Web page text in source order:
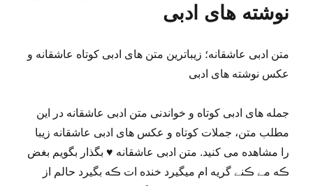
نوشته های ادبی
متن ادبی عاشقانه؛ زیباترین متن های ادبی کوتاه عاشقانه و
عکس نوشته های ادبی
جمله های ادبی کوتاه و خواندنی متن ادبی عاشقانه در این
مطلب متن، جملات کوتاه و عکس های ادبی عاشقانه زیبا
را مشاهده می کنید. متن ادبی عاشقانه ♥ بگذار بگویم بغض
ڪه مے ڪنے گریه ام‌ میگیرد خنده ات ڪه بگیرد حالم از